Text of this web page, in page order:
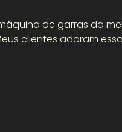
de garras da
clientes adoram